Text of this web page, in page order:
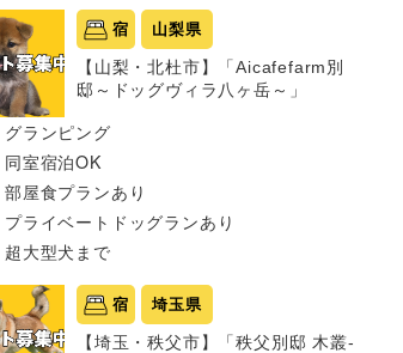
宿 山梨県
【山梨・北杜市】「Aicafefarm別
邸～ドッグヴィラ八ヶ岳～」
グランピング
同室宿泊OK
部屋食プランあり
プライベートドッグランあり
超大型犬まで
宿 埼玉県
【埼玉・秩父市】「秩父別邸 木叢-